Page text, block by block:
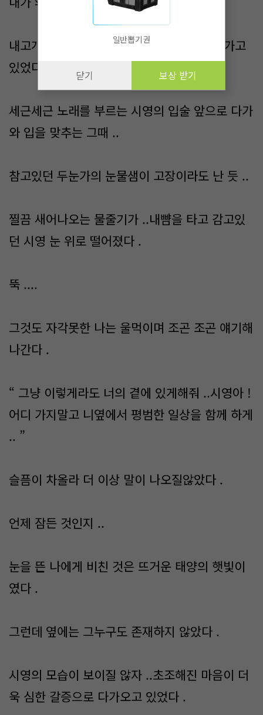
내고개가 자고있는 시영에게로 서서히 내려가고
있었다 .
세근세근 노래를 부르는 시영의 입술 앞으로 다가
와 입을 맞추는 그때 ..
참고있던 두눈가의 눈물샘이 고장이라도 난 듯 ..
찔끔 새어나오는 물줄기가 ..내뺨을 타고 감고있
던 시영 눈 위로 떨어졌다 .
뚝 ....
그것도 자각못한 나는 울먹이며 조곤 조곤 얘기해
나간다 .
“ 그냥 이렇게라도 너의 곁에 있게해줘 ..시영아 !
어디 가지말고 니옆에서 평범한 일상을 함께 하게
.. ”
슬픔이 차올라 더 이상 말이 나오질않았다 .
언제 잠든 것인지 ..
눈을 뜬 나에게 비친 것은 뜨거운 태양의 햇빛이
였다 .
그런데 옆에는 그누구도 존재하지 않았다 .
시영의 모습이 보이질 않자 ..초조해진 마음이 더
욱 심한 갈증으로 다가오고 있었다 .
일반뽑기권
닫기 보상 받기